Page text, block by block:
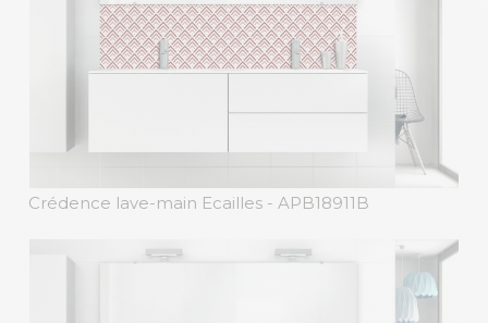
Crédence lave-main Ecailles - APB18911B